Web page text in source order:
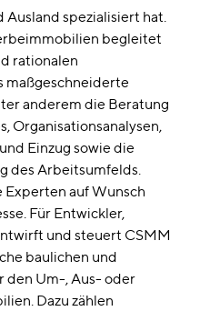
spezialisiert hat.
begleitet
rationalen
maßgeschneiderte
anderem die Beratung
Organisationsanalysen,
Einzug sowie die
des Arbeitsumfelds.
auf Wunsch
Für Entwickler,
und steuert CSMM
baulichen und
den Um-, Aus- oder
Dazu zählen